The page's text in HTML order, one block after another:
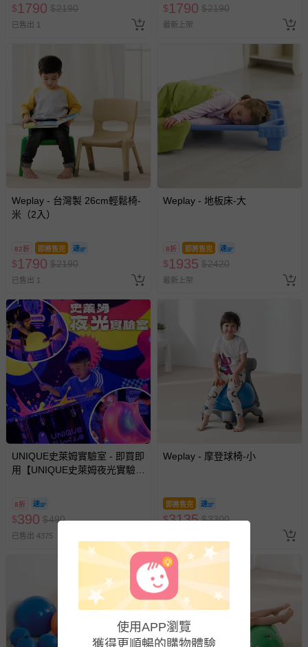
預購商品：預購為海外同步代購，遇缺貨即會通知媽咪並協
助取消退款事宜。
商品如因「價格、組合」等錯誤原因，導致無法安排出貨，
會主動以簡訊及mail通知訂單取消事宜，並將提供適當補
償。
$1790 $2190
已售出 1
$1790 $2190
最新上架
Weplay - 台灣製 26cm輕鬆椅-
米（2入）
82折 即將售完
$1790 $2190
已售出 1
Weplay - 地板床-大
8折 即將售完
$1935 $2420
最新上架
UNIQUE史萊姆實驗室 - 即買即
用【UNIQUE史萊姆夜光實驗室
訂單編號兌換，逾期作廢) (大
人小孩均一價(3歲以上需購票))
8折
$390 $490
已售出 4375
Weplay - 摩登球椅-小
即將售完
$3135 $3300
使用APP瀏覽
獲得更順暢的購物體驗